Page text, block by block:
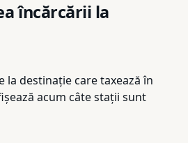
încărcării la
la destinație care taxează în
acum câte stații sunt